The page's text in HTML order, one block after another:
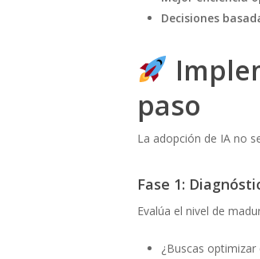
Decisiones
paso
La adopción de IA no
Fase 1:
Evalúa el nivel de
¿Buscas